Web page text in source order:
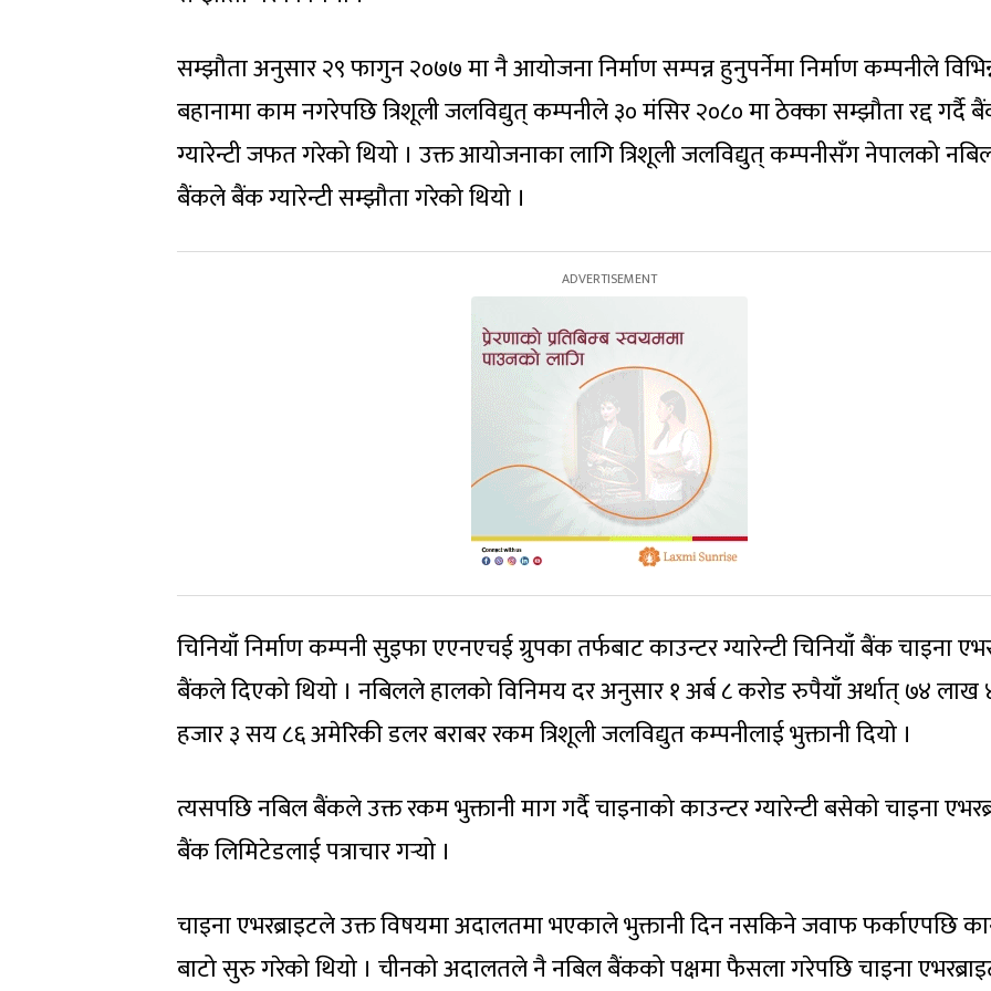
सम्झौता अनुसार २९ फागुन २०७७ मा नै आयोजना निर्माण सम्पन्न हुनुपर्नेमा निर्माण कम्पनीले
बहानामा काम नगरेपछि त्रिशूली जलविद्युत् कम्पनीले ३० मंसिर २०८० मा ठेक्का सम्झौता रद्द गर्दै
ग्यारेन्टी जफत गरेको थियो । उक्त आयोजनाका लागि त्रिशूली जलविद्युत् कम्पनीसँग नेपालको
बैंकले बैंक ग्यारेन्टी सम्झौता गरेको थियो ।
चिनियाँ निर्माण कम्पनी सुइफा एएनएचई ग्रुपका तर्फबाट काउन्टर ग्यारेन्टी चिनियाँ बैंक चाइना
बैंकले दिएको थियो । नबिलले हालको विनिमय दर अनुसार १ अर्ब ८ करोड रुपैयाँ अर्थात् ७४ लाख
हजार ३ सय ८६ अमेरिकी डलर बराबर रकम त्रिशूली जलविद्युत कम्पनीलाई भुक्तानी दियो ।
त्यसपछि नबिल बैंकले उक्त रकम भुक्तानी माग गर्दै चाइनाको काउन्टर ग्यारेन्टी बसेको चाइना
बैंक लिमिटेडलाई पत्राचार गर्‍यो ।
चाइना एभरब्राइटले उक्त विषयमा अदालतमा भएकाले भुक्तानी दिन नसकिने जवाफ फर्काएपछि
बाटो सुरु गरेको थियो । चीनको अदालतले नै नबिल बैंकको पक्षमा फैसला गरेपछि चाइना